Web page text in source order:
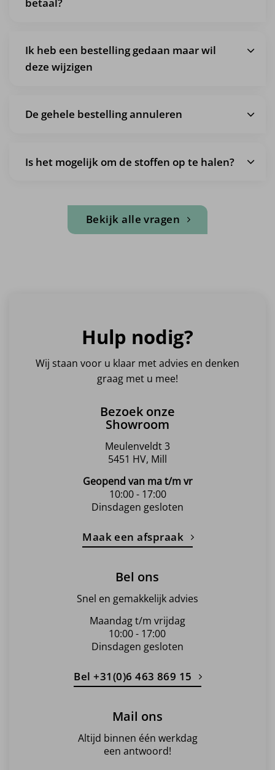
Ik heb een bestelling gedaan maar wil
deze wijzigen
De gehele bestelling annuleren
Is het mogelijk om de stoffen op te halen?
Bekijk alle vragen
Hulp nodig?
Wij staan voor u klaar met advies en denken
graag met u mee!
Bezoek onze
Showroom
Meulenveldt 3
5451 HV, Mill
Geopend van ma t/m vr
10:00 - 17:00
Dinsdagen gesloten
Maak een afspraak
Bel ons
Snel en gemakkelijk advies
Maandag t/m vrijdag
10:00 - 17:00
Dinsdagen gesloten
Bel +31(0)6 463 869 15
Mail ons
Altijd binnen één werkdag
een antwoord!